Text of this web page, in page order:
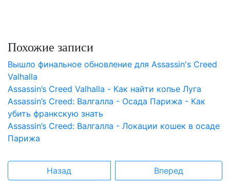
Похожие записи
Вышло финальное обновление для Assassin's Creed
Valhalla
Assassin’s Creed Valhalla - Как найти копье Луга
Assassin’s Creed: Валгалла - Осада Парижа - Как
убить франкскую знать
Assassin’s Creed: Валгалла - Локации кошек в осаде
Парижа
Назад Вперед